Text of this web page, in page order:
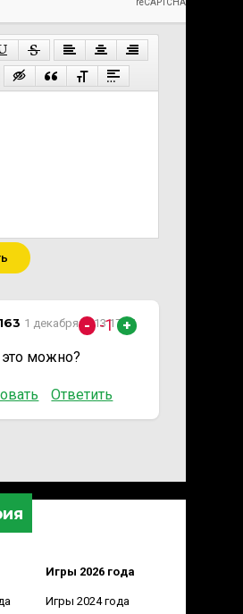
Игры 2026 года
Игры 2024 года
1 декабря 2013 17:01
это можно?
Ответить
- -1 +